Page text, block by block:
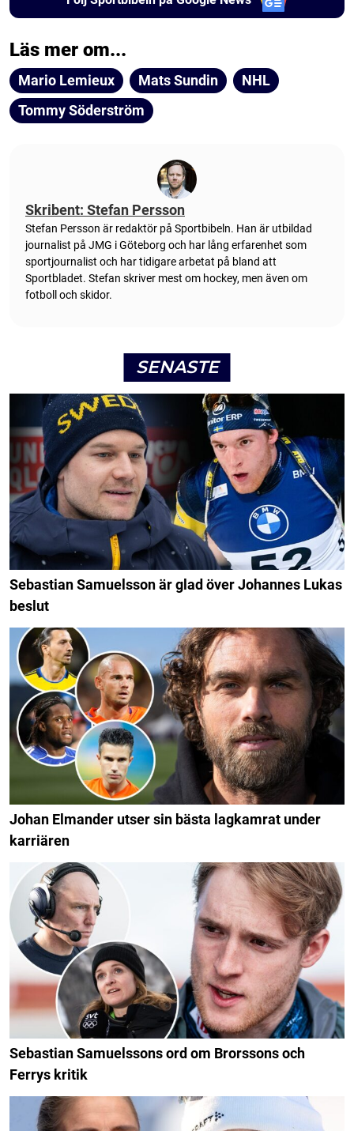
Läs mer om...
Mario Lemieux Mats Sundin
NHL
Tommy Söderström
Skribent: Stefan Persson
Stefan Persson är redaktör på Sportbibeln. Han är utbildad
journalist på JMG i Göteborg och har lång erfarenhet som
sportjournalist och har tidigare arbetat på bland att
Sportbladet. Stefan skriver mest om hockey, men även om
fotboll och skidor.
SENASTE
Sebastian Samuelsson är glad över Johannes Lukas
beslut
Johan Elmander utser sin bästa lagkamrat under
karriären
Sebastian Samuelssons ord om Brorssons och
Ferrys kritik